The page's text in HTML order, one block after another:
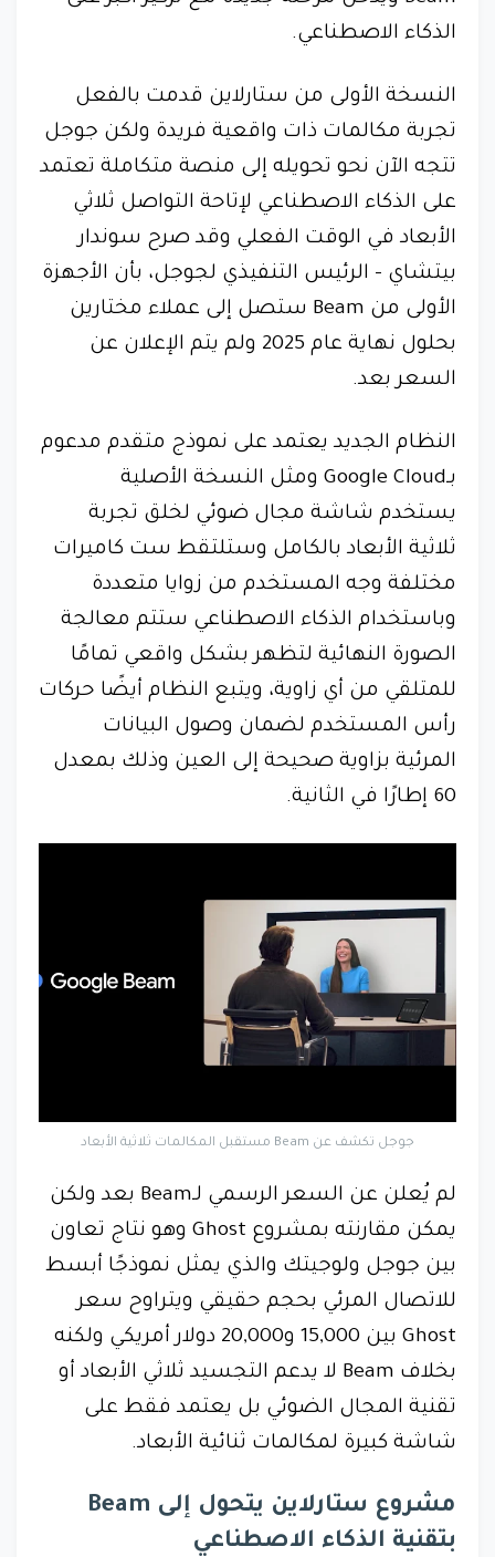
الذكاء الاصطناعي.
النسخة الأولى من ستارلاين قدمت بالفعل
تجربة مكالمات ذات واقعية فريدة ولكن جوجل
تتجه الآن نحو تحويله إلى منصة متكاملة تعتمد
على الذكاء الاصطناعي لإتاحة التواصل ثلاثي
الأبعاد في الوقت الفعلي وقد صرح سوندار
بيتشاي - الرئيس التنفيذي لجوجل، بأن الأجهزة
الأولى من Beam ستصل إلى عملاء مختارين
بحلول نهاية عام 2025 ولم يتم الإعلان عن
السعر بعد.
النظام الجديد يعتمد على نموذج متقدم مدعوم
بـGoogle Cloud ومثل النسخة الأصلية
يستخدم شاشة مجال ضوئي لخلق تجربة
ثلاثية الأبعاد بالكامل وستلتقط ست كاميرات
مختلفة وجه المستخدم من زوايا متعددة
وباستخدام الذكاء الاصطناعي ستتم معالجة
الصورة النهائية لتظهر بشكل واقعي تمامًا
للمتلقي من أي زاوية، ويتبع النظام أيضًا حركات
رأس المستخدم لضمان وصول البيانات
المرئية بزاوية صحيحة إلى العين وذلك بمعدل
60 إطارًا في الثانية.
جوجل تكشف عن Beam مستقبل المكالمات ثلاثية الأبعاد
لم يُعلن عن السعر الرسمي لـBeam بعد ولكن
يمكن مقارنته بمشروع Ghost وهو نتاج تعاون
بين جوجل ولوجيتك والذي يمثل نموذجًا أبسط
للاتصال المرئي بحجم حقيقي ويتراوح سعر
Ghost بين 15,000 و20,000 دولار أمريكي ولكنه
بخلاف Beam لا يدعم التجسيد ثلاثي الأبعاد أو
تقنية المجال الضوئي بل يعتمد فقط على
شاشة كبيرة لمكالمات ثنائية الأبعاد.
مشروع ستارلاين يتحول إلى Beam
بتقنية الذكاء الاصطناعي